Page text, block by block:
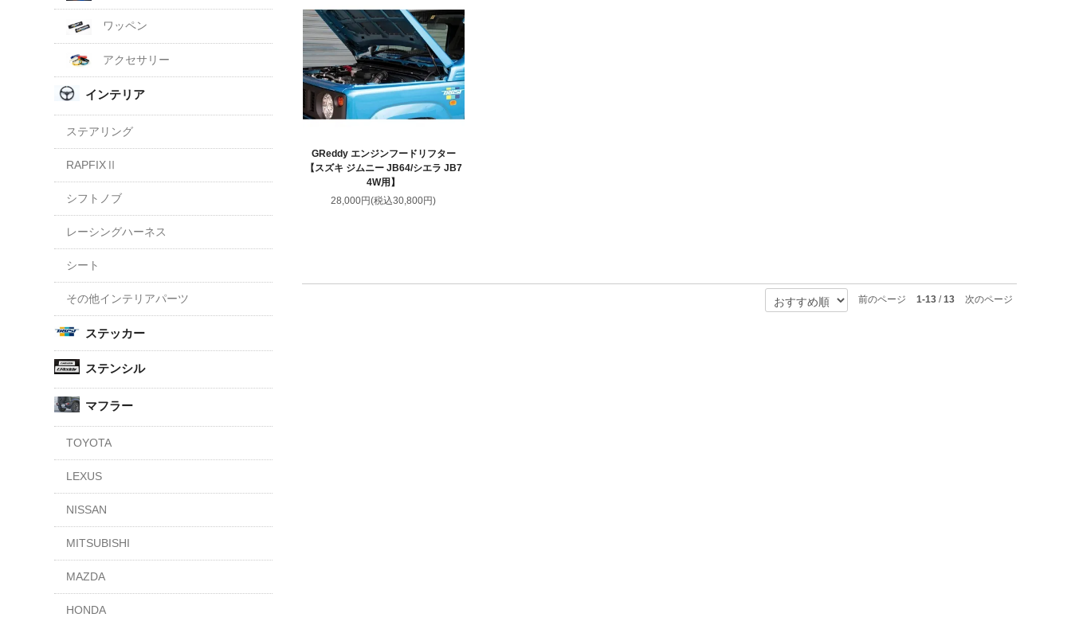
GReddy エンジンフードリフター
【スズキ ジムニー JB64/シエラ JB7
4W用】
28,000円(税込30,800円)
前のページ 1-13/13 次のページ
ワッペン
アクセサリー
インテリア
ステアリング
RAPFIXⅡ
シフトノブ
レーシングハーネス
シート
その他インテリアパーツ
ステッカー
ステンシル
マフラー
TOYOTA
LEXUS
NISSAN
MITSUBISHI
MAZDA
HONDA